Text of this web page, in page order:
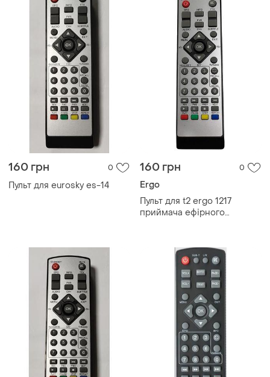
160 грн 0
Пульт для eurosky es-14
160 грн 0
Ergo
Пульт для t2 ergo 1217
приймача ефірного